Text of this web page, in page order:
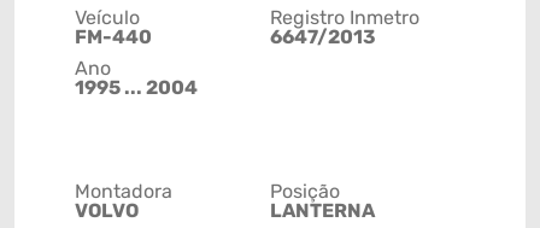
Veículo
FM-440
Ano
1995 ... 2004
Registro Inmetro
6647/2013
Montadora
VOLVO
Posição
LANTERNA